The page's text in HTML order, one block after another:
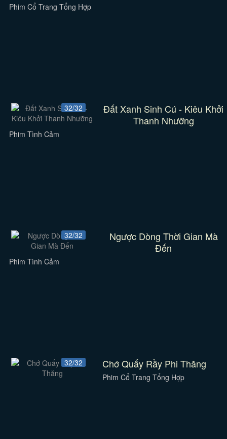
Phim Cổ Trang Tổng Hợp
32/32
Đất Xanh Sinh Cú - Kiêu Khởi
Thanh Nhưỡng
Phim Tình Cảm
32/32
Ngược Dòng Thời Gian Mà
Đến
Phim Tình Cảm
32/32 Chớ Quấy Rầy Phi Thăng
Phim Cổ Trang Tổng Hợp